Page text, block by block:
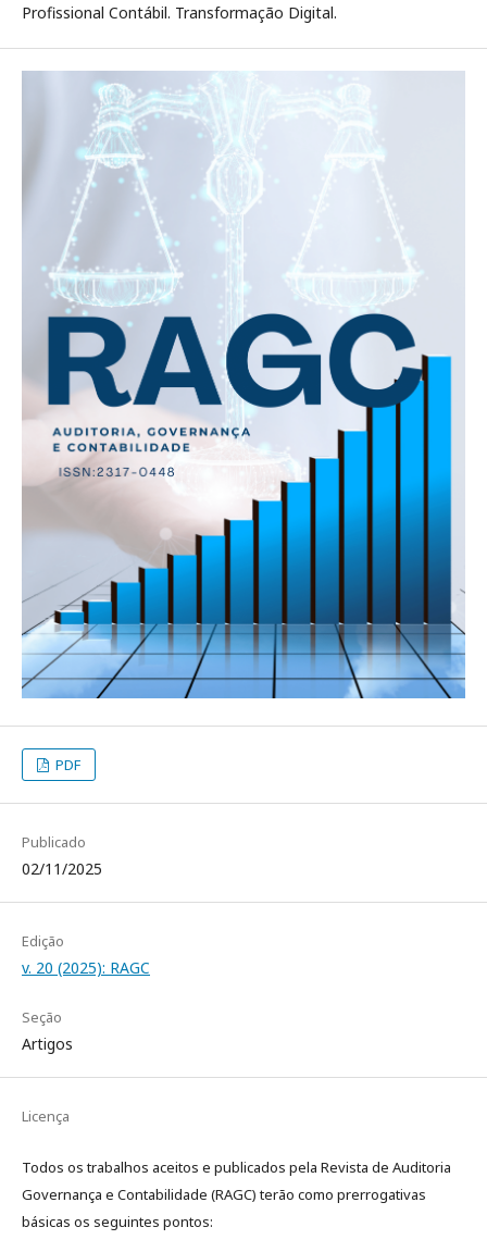
Profissional Contábil. Transformação Digital.
PDF
Publicado
02/11/2025
Edição
v. 20 (2025): RAGC
Seção
Artigos
Licença
Todos os trabalhos aceitos e publicados pela Revista de Auditoria
Governança e Contabilidade (RAGC) terão como prerrogativas
básicas os seguintes pontos: